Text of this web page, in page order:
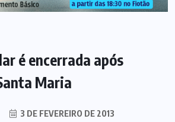
é encerrada após
Maria
3 DE FEVEREIRO DE 2013